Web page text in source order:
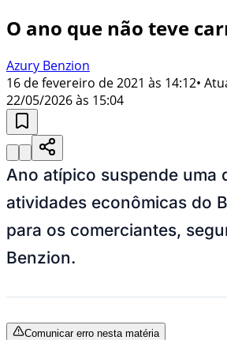
O ano que não teve
Azury Benzion
16 de fevereiro de 2021 às 14:12•
22/05/2026 às 15:04
Ano atípico suspende uma
atividades econômicas do
para os comerciantes,
Benzion.
Comunicar erro nesta matéria